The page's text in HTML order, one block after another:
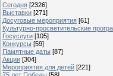
Сегодня [2326]
Выставки [271]
Досуговые мероприятия [61]
Культурно-просветительские
Госуслуги [105]
Конкурсы [59]
Памятные даты [87]
Акции [304]
Мероприятия для детей [221]